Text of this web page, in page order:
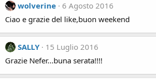
wolverine
6 Agosto 2016
Ciao e grazie del like,buon weekend
SALLY
15 Luglio 2016
Grazie Nefer...buna serata!!!!